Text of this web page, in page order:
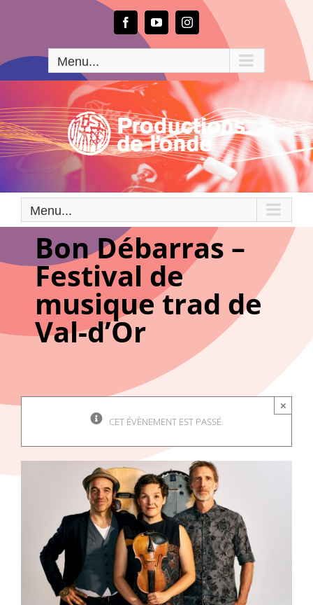
FacebookYouTubeInstagram
Menu...
Menu...
Bon Débarras –
Festival de
musique trad de
Val-d’Or
CET ÉVÈNEMENT EST PASSÉ.
×